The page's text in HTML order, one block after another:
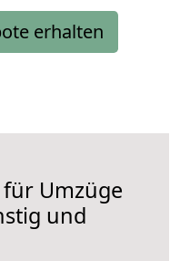
erhalten
Umzüge
und